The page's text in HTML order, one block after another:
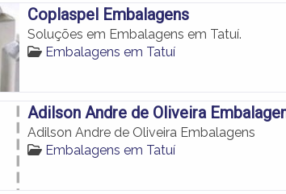
Coplaspel Embalagens
Soluções em Embalagens em Tatuí.
Embalagens em Tatuí
Adilson Andre de Oliveira
Adilson Andre de Oliveira Embalagens
Embalagens em Tatuí